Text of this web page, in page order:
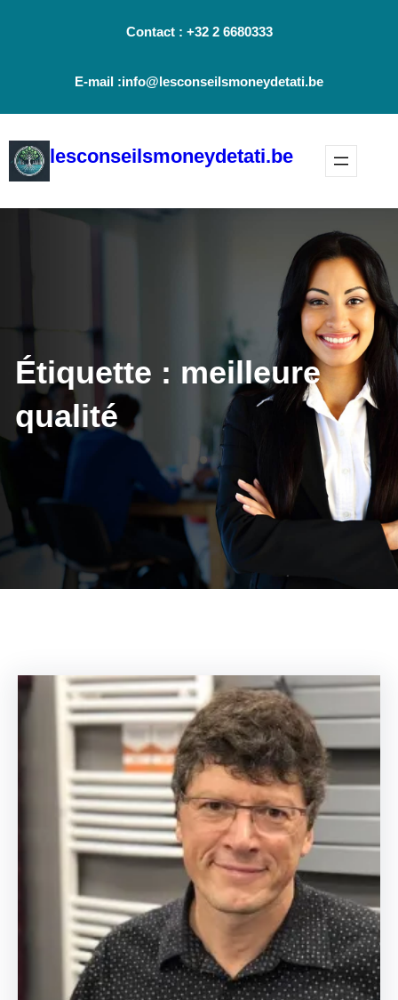
Contact : +32 2 6680333
E-mail :info@lesconseilsmoneydetati.be
lesconseilsmoneydetati.be
Étiquette : meilleure
qualité